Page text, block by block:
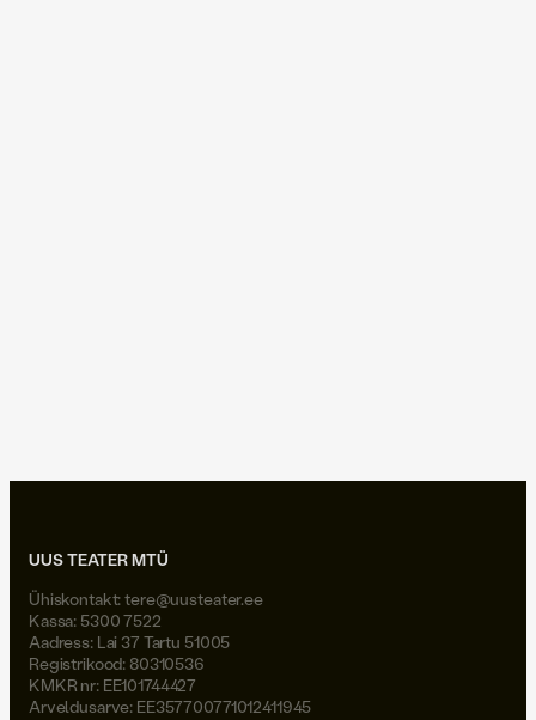
UUS TEATER MTÜ
Ühiskontakt:tere@uusteater.ee
Kassa: 5300 7522
Aadress: Lai 37 Tartu 51005
Registrikood: 80310536
KMKR nr: EE101744427
Arveldusarve: EE357700771012411945